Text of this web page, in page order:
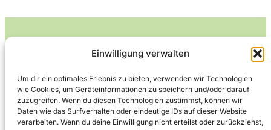
Einwilligung verwalten
Um dir ein optimales Erlebnis zu bieten, verwenden wir Technologien
wie Cookies, um Geräteinformationen zu speichern und/oder darauf
zuzugreifen. Wenn du diesen Technologien zustimmst, können wir
Daten wie das Surfverhalten oder eindeutige IDs auf dieser Website
verarbeiten. Wenn du deine Einwilligung nicht erteilst oder zurückziehst,
Leckerlife
Lecker essen – gesund leben.